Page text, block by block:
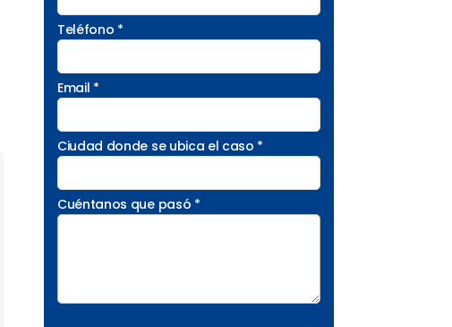
Teléfono *
Email *
Ciudad donde se ubica el caso *
Cuéntanos que pasó *